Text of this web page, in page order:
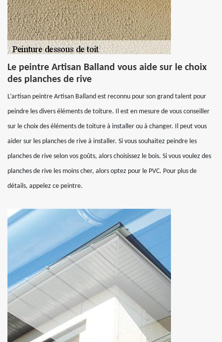
Le peintre Artisan Balland vous aide sur le choix
des planches de rive
L’artisan peintre Artisan Balland est reconnu pour son grand talent pour
peindre les divers éléments de toiture. Il est en mesure de vous conseiller
sur le choix des éléments de toiture à installer ou à changer. Il peut vous
aider sur les planches de rive à installer. Si vous souhaitez peindre les
planches de rive selon vos goûts, alors choisissez le bois. Si vous voulez des
planches de rive les moins cher, alors optez pour le PVC. Pour plus de
détails, appelez ce peintre.